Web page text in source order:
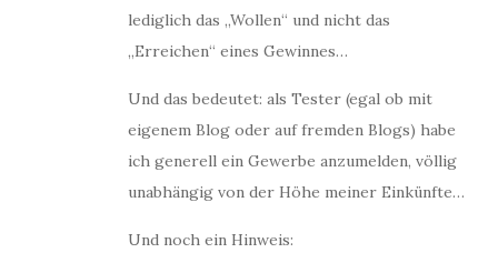
lediglich das „Wollen“ und nicht das
„Erreichen“ eines Gewinnes…
Und das bedeutet: als Tester (egal ob mit
eigenem Blog oder auf fremden Blogs) habe
ich generell ein Gewerbe anzumelden, völlig
unabhängig von der Höhe meiner Einkünfte…
Und noch ein Hinweis: